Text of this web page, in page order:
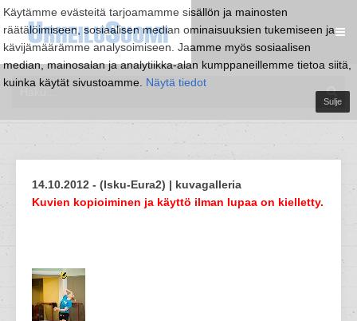
Käytämme evästeitä tarjoamamme sisällön ja mainosten
räätälöimiseen, sosiaalisen median ominaisuuksien tukemiseen ja
kävijämäärämme analysoimiseen. Jaamme myös sosiaalisen
median, mainosalan ja analytiikka-alan kumppaneillemme tietoa siitä,
kuinka käytät sivustoamme. Näytä tiedot
Sulje
14.10.2012 - (Isku-Eura2) | kuvagalleria
Kuvien kopioiminen ja käyttö ilman lupaa on kielletty.